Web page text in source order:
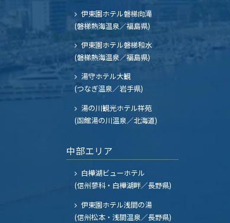
伊東園ホテル磐梯向滝
(磐梯熱海温泉／福島県)
伊東園ホテル磐梯和水
(磐梯熱海温泉／福島県)
湯守ホテル大観
(つなぎ温泉／岩手県)
湯の川観光ホテル祥苑
(函館湯の川温泉／北海道)
中部エリア
白樺湖ビューホテル
(信州蓼科・白樺湖畔／長野県)
伊東園ホテル浅間の湯
(信州松本・浅間温泉／長野県)